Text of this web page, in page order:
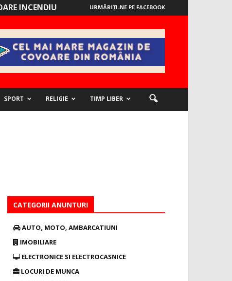
INCENDIU URMĂRIȚI-NE PE FACEBOOK
SPORT RELIGIE TIMP LIBER
CATEGORII ANUNTURI
AUTO, MOTO, AMBARCATIUNI
IMOBILIARE
ELECTRONICE SI ELECTROCASNICE
LOCURI DE MUNCA